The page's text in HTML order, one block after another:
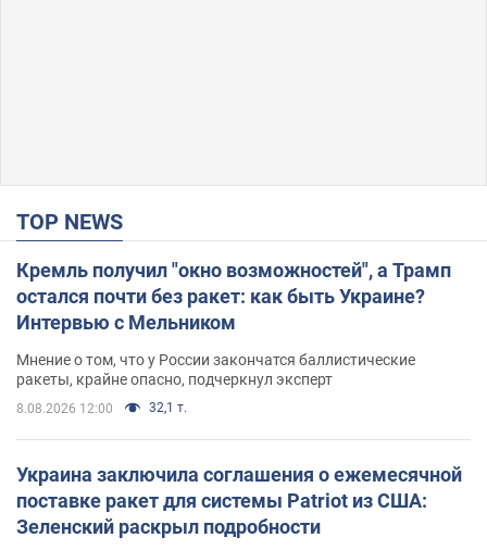
TOP NEWS
Кремль получил "окно возможностей", а Трамп
остался почти без ракет: как быть Украине?
Интервью с Мельником
Мнение о том, что у России закончатся баллистические
ракеты, крайне опасно, подчеркнул эксперт
8.08.2026 12:00 32,1 т.
Украина заключила соглашения о ежемесячной
поставке ракет для системы Patriot из США:
Зеленский раскрыл подробности